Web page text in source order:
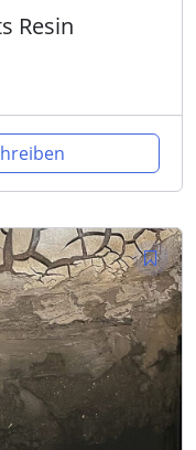
Resin